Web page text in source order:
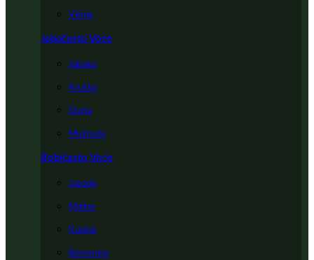
Višnja
Jabučasto Voće
Jabuka
Kruška
Dunja
Mušmula
Bobičasto Voće
Jagode
Maline
Kupine
Borovnice